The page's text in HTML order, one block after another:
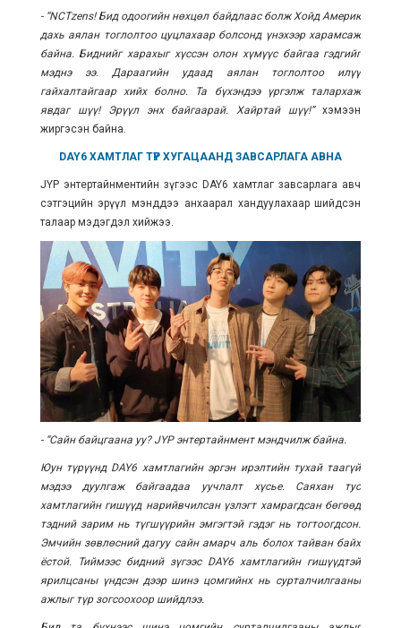
- “NCTzens! Бид одоогийн нөхцөл байдлаас болж Хойд Америк
дахь аялан тоглолтоо цуцлахаар болсонд үнэхээр харамсаж
байна. Биднийг харахыг хүссэн олон хүмүүс байгаа гэдгийг
мэднэ ээ. Дараагийн удаад аялан тоглолтоо илүү
гайхалтайгаархийх болно. Та бүхэндээ үргэлж талархаж
явдаг шүү! Эрүүл энх байгаарай. Хайртай шүү!”хэмээн
жиргэсэн байна.
DAY6 ХАМТЛАГ ТҮР ХУГАЦААНД ЗАВСАРЛАГА АВНА
JYP энтертайнментийн зүгээс DAY6 хамтлаг завсарлага авч
сэтгэцийн эрүүл мэнддээ анхаарал хандуулахаар шийдсэн
талаар мэдэгдэл хийжээ.
- “Сайн байцгаана уу? JYP энтертайнмент мэндчилж байна.
Юун түрүүнд DAY6 хамтлагийн эргэн ирэлтийн тухай таагүй
мэдээ дуулгаж байгаадаа уучлалт хүсье. Саяхан тус
хамтлагийн гишүүд нарийвчилсан үзлэгт хамрагдсан бөгөөд
тэдний зарим нь түгшүүрийн эмгэгтэй гэдэг нь тогтоогдсон.
Эмчийн зөвлөсний дагуу сайн амарч аль болох тайван байх
ёстой. Тиймээс бидний зүгээс DAY6 хамтлагийн гишүүдтэй
ярилцсаны үндсэн дээр шинэ цомгийнх нь сурталчилгааны
ажлыг түр зогсоохоор шийдлээ.